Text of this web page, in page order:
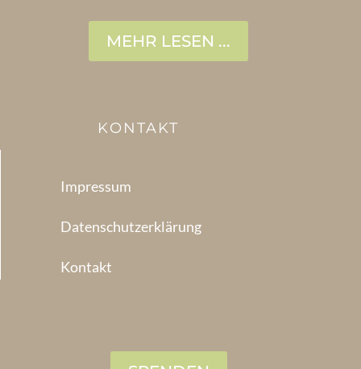
MEHR LESEN ...
KONTAKT
Impressum
Datenschutzerklärung
Kontakt